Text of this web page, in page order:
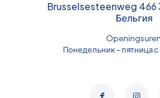
Brusselsesteenweg 466
Бельгия
Понедельник – пятница с